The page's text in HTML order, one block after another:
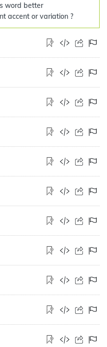
word better
accent or variation ?